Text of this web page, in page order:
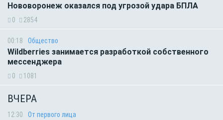
Нововоронеж оказался под угрозой удара БПЛА
0 2854
00:18 Общество
Wildberries занимается разработкой собственного
мессенджера
0 1081
ВЧЕРА
12:30 От первого лица